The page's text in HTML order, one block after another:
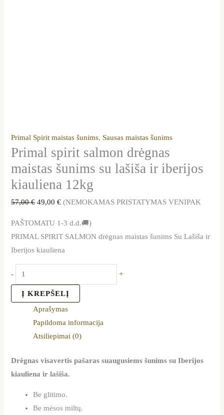
Primal Spirit maistas šunims, Sausas maistas šunims
Primal spirit salmon drėgnas
maistas šunims su lašiša ir iberijos
kiauliena 12kg
57,00€ 49,00€ (NEMOKAMAS PRISTATYMAS VENIPAK
PAŠTOMATU 1-3 d.d.🚚)
PRIMAL SPIRIT SALMON drėgnas maistas šunims Su Lašiša ir
Iberijos kiauliena
- +
Į KREPŠELĮ
Aprašymas
Papildoma informacija
Atsiliepimai (0)
Drėgnas visavertis pašaras suaugusiems šunims su Iberijos
kiauliena ir lašiša.
Be glitimo.
Be mėsos miltų.